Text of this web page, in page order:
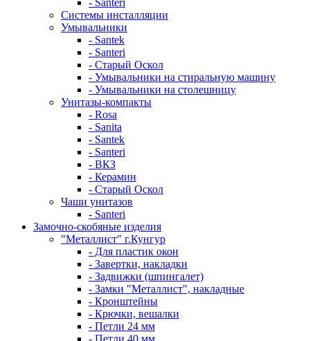
- Santeri
Системы инсталляции
Умывальники
- Santek
- Santeri
- Старый Оскол
- Умывальники на стиральную машину
- Умывальники на столешницу
Унитазы-компакты
- Rosa
- Sanita
- Santek
- Santeri
- ВКЗ
- Керамин
- Старый Оскол
Чаши унитазов
- Santeri
Замочно-скобяные изделия
"Металлист" г.Кунгур
- Для пластик окон
- Завертки, накладки
- Задвижки (шпингалет)
- Замки "Металлист", накладные
- Кронштейны
- Крючки, вешалки
- Петли 24 мм
- Петли 40 мм